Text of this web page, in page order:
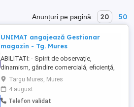
Anunțuri pe pagină: 20 50
UNIMAT angajează Gestionar
magazin - Tg. Mures
ABILITATI: - Spirit de observaţie,
dinamism, gândire comercială, eficienţă,
initiativa; - Spirit organizatoric; -
Capacitatea de a lucra cu oamenii; -
Prezenta agreabila, seriozitate, spirit de
echipa, disciplina si perseverenta;
Targu Mures, Mures
4 august
Telefon validat